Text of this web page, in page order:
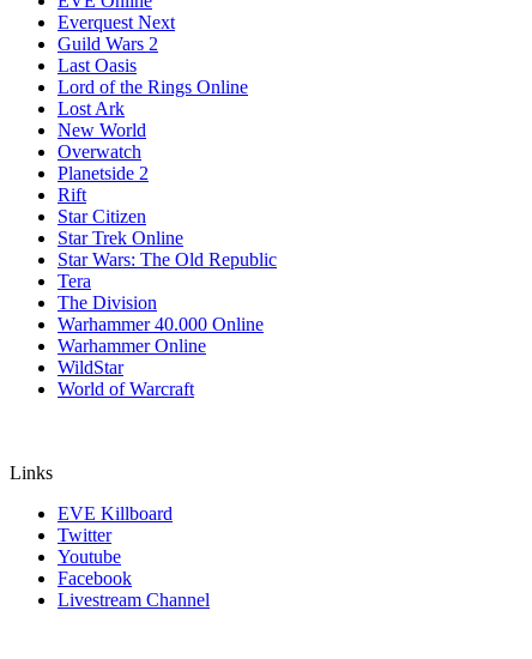
Everquest Next
Guild Wars 2
Last Oasis
Lord of the Rings Online
Lost Ark
New World
Overwatch
Planetside 2
Rift
Star Citizen
Star Trek Online
Star Wars: The Old Republic
Tera
The Division
Warhammer 40.000 Online
Warhammer Online
WildStar
World of Warcraft
Links
EVE Killboard
Twitter
Youtube
Facebook
Livestream Channel